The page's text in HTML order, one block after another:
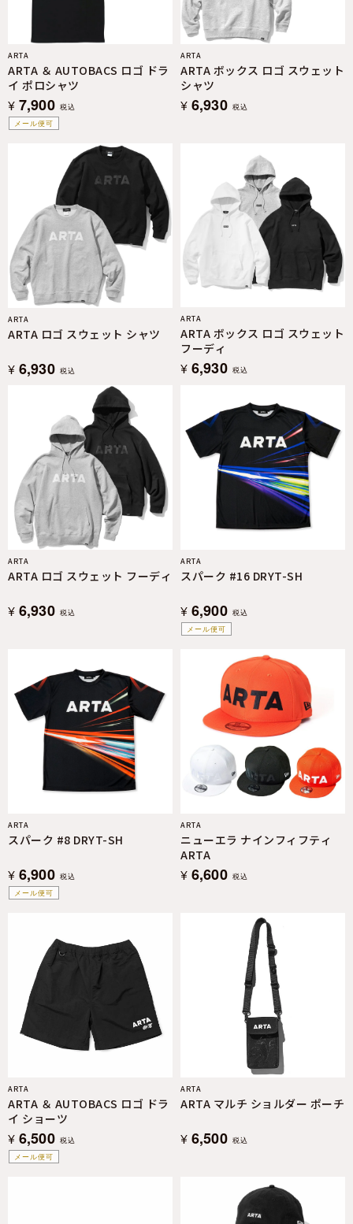
メール便可
ARTA
ARTA ＆ AUTOBACS ロゴ ドラ
イ ポロシャツ
¥ 7,900 税込
ARTA
ARTA ボックス ロゴ スウェット
シャツ
¥ 6,930 税込
ARTA
ARTA ロゴ スウェット シャツ
¥ 6,930 税込
ARTA
ARTA ボックス ロゴ スウェット
フーディ
¥ 6,930 税込
ARTA
ARTA ロゴ スウェット フーディ
¥ 6,930 税込
メール便可
ARTA
スパーク #16 DRYT-SH
¥ 6,900 税込
メール便可
ARTA
スパーク #8 DRYT-SH
¥ 6,900 税込
ARTA
ニューエラ ナインフィフティ
ARTA
¥ 6,600 税込
メール便可
ARTA
ARTA ＆ AUTOBACS ロゴ ドラ
イ ショーツ
¥ 6,500 税込
ARTA
ARTA マルチ ショルダー ポーチ
¥ 6,500 税込